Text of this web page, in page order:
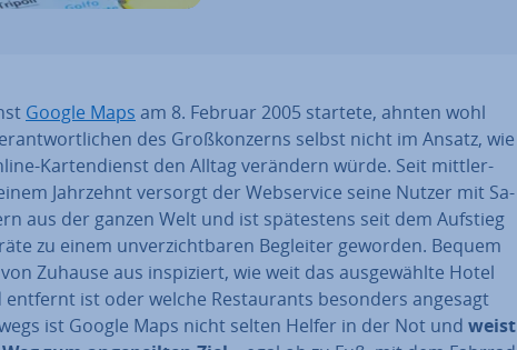
Google Maps am 8. Februar 2005 startete, ahnten wohl
des Groß­kon­zerns selbst nicht im Ansatz, wie
Kar­ten­dienst den Alltag verändern würde. Seit mitt­ler­
Jahrzehnt versorgt der Web­ser­vice seine Nutzer mit Sa­
aus der ganzen Welt und ist spä­tes­tens seit dem Aufstieg
zu einem un­ver­zicht­ba­ren Begleiter geworden. Bequem
Zuhause aus in­spi­ziert, wie weit das aus­ge­wähl­te Hotel
entfernt ist oder welche Re­stau­rants besonders angesagt
ist Google Maps nicht selten Helfer in der Not und weist